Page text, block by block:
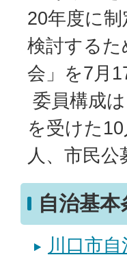
20年度に
検討するた
会」を7月
委員構成
を受けた
人、市民
自治基
川口市